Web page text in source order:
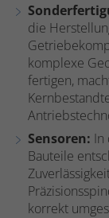
die
komplexe
fertigen,
Sensoren: In
Bauteile
korrekt